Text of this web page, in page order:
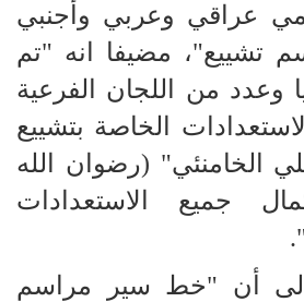
إعلامي عراقي وعربي وأجنبي
تشييع"، مضيفا انه "تم
وعدد من اللجان الفرعية
الخاصة بتشييع
الخامنئي" (رضوان الله
جميع الاستعدادات
أن "خط سير مراسم